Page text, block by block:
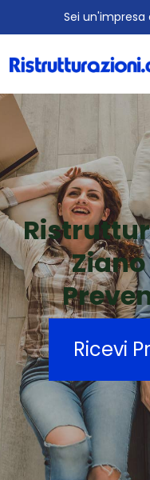
Sei un'impresa
Ricevi